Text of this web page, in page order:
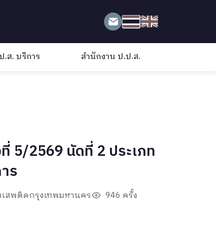
.ส. บริการ สำนักงาน ป.ป.ส.
5/2569 นัดที่ 2 ประเภท
ร
สพติดกรุงเทพมหานคร
946 ครั้ง